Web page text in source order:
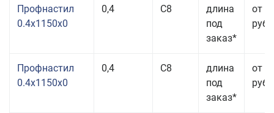
Профнастил
0.4x1150x0
0,4 С8
длина
под
заказ*
от
руб.
Профнастил
0.4x1150x0
0,4 С8
длина
под
заказ*
от
руб.